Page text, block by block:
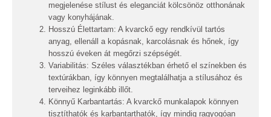
megjelenése stílust és eleganciát kölcsönöz otthonának
vagy konyhájának.
Hosszú Élettartam: A kvarckő egy rendkívül tartós
anyag, ellenáll a kopásnak, karcolásnak és hőnek, így
hosszú éveken át megőrzi szépségét.
Variabilitás: Széles választékban érhető el színekben és
textúrákban, így könnyen megtalálhatja a stílusához és
terveihez leginkább illőt.
Könnyű Karbantartás: A kvarckő munkalapok könnyen
tisztíthatók és karbantarthatók, így mindig ragyogóan